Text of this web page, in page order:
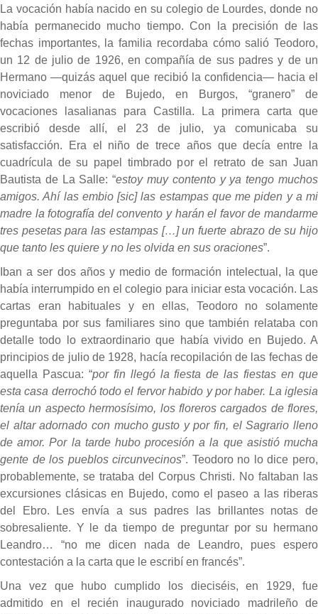
La vocación había nacido en su colegio de Lourdes, donde no
había permanecido mucho tiempo. Con la precisión de las
fechas importantes, la familia recordaba cómo salió Teodoro,
un 12 de julio de 1926, en compañía de sus padres y de un
Hermano —quizás aquel que recibió la confidencia— hacia el
noviciado menor de Bujedo, en Burgos, “granero” de
vocaciones lasalianas para Castilla. La primera carta que
escribió desde allí, el 23 de julio, ya comunicaba su
satisfacción. Era el niño de trece años que decía entre la
cuadrícula de su papel timbrado por el retrato de san Juan
Bautista de La Salle: “estoy muy contento y ya tengo muchos
amigos. Ahí las embio [sic] las estampas que me piden y a mi
madre la fotografía del convento y harán el favor de mandarme
tres pesetas para las estampas […] un fuerte abrazo de su hijo
que tanto les quiere y no les olvida en sus oraciones”.
Iban a ser dos años y medio de formación intelectual, la que
había interrumpido en el colegio para iniciar esta vocación. Las
cartas eran habituales y en ellas, Teodoro no solamente
preguntaba por sus familiares sino que también relataba con
detalle todo lo extraordinario que había vivido en Bujedo. A
principios de julio de 1928, hacía recopilación de las fechas de
aquella Pascua: “por fin llegó la fiesta de las fiestas en que
esta casa derrochó todo el fervor habido y por haber. La iglesia
tenía un aspecto hermosísimo, los floreros cargados de flores,
el altar adornado con mucho gusto y por fin, el Sagrario lleno
de amor. Por la tarde hubo procesión a la que asistió mucha
gente de los pueblos circunvecinos”. Teodoro no lo dice pero,
probablemente, se trataba del Corpus Christi. No faltaban las
excursiones clásicas en Bujedo, como el paseo a las riberas
del Ebro. Les envía a sus padres las brillantes notas de
sobresaliente. Y le da tiempo de preguntar por su hermano
Leandro… “no me dicen nada de Leandro, pues espero
contestación a la carta que le escribí en francés”.
Una vez que hubo cumplido los dieciséis, en 1929, fue
admitido en el recién inaugurado noviciado madrileño de